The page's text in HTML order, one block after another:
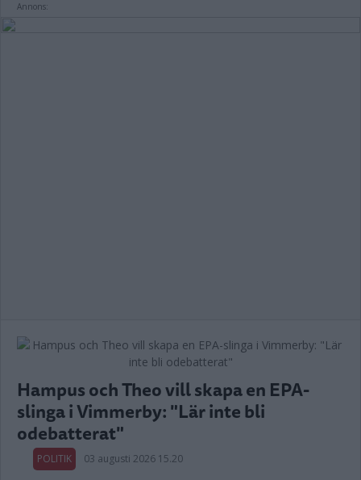
Annons:
Hampus och Theo vill skapa en EPA-
slinga i Vimmerby: "Lär inte bli
odebatterat"
POLITIK 03 augusti 2026 15.20